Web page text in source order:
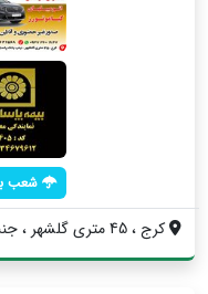
شعب
کرج ، 45 متری گلشهر ، جنب بانک پاسارگاد ...